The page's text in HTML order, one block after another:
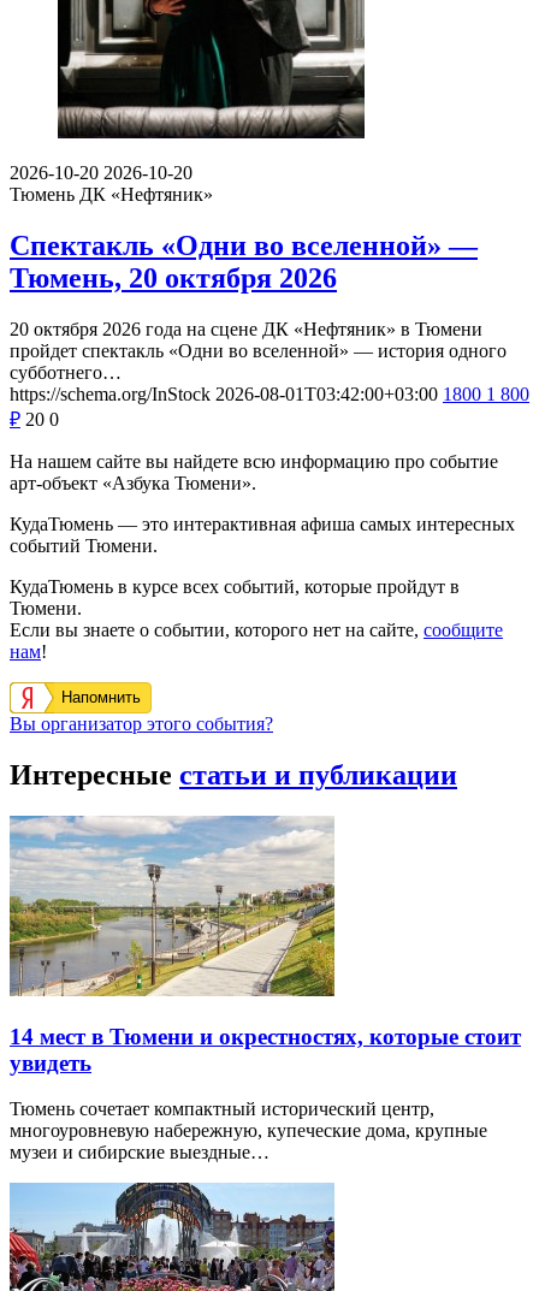
2026-10-20 2026-10-20
Тюмень ДК «Нефтяник»
Спектакль «Одни во вселенной» —
Тюмень, 20 октября 2026
20 октября 2026 года на сцене ДК «Нефтяник» в Тюмени
пройдет спектакль «Одни во вселенной» — история одного
субботнего…
https://schema.org/InStock 2026-08-01T03:42:00+03:00 1800 1 800
₽ 20 0
На нашем сайте вы найдете всю информацию про событие
арт-объект «Азбука Тюмени».
КудаТюмень — это интерактивная афиша самых интересных
событий Тюмени.
КудаТюмень в курсе всех событий, которые пройдут в
Тюмени.
Если вы знаете о событии, которого нет на сайте, сообщите
нам!
Напомнить
Вы организатор этого события?
Интересные статьи и публикации
14 мест в Тюмени и окрестностях, которые стоит
увидеть
Тюмень сочетает компактный исторический центр,
многоуровневую набережную, купеческие дома, крупные
музеи и сибирские выездные…